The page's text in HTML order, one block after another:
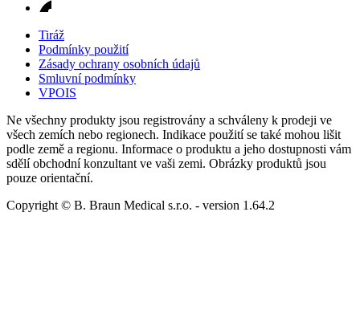
Tiráž
Podmínky použití
Zásady ochrany osobních údajů
Smluvní podmínky
VPOIS
Ne všechny produkty jsou registrovány a schváleny k prodeji ve
všech zemích nebo regionech. Indikace použití se také mohou lišit
podle země a regionu. Informace o produktu a jeho dostupnosti vám
sdělí obchodní konzultant ve vaši zemi. Obrázky produktů jsou
pouze orientační.
Copyright © B. Braun Medical s.r.o. - version 1.64.2